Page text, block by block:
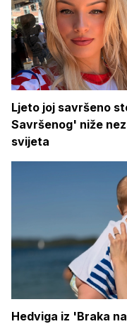
Ljeto joj savršeno
Savršenog' niže
svijeta
Hedviga iz 'Braka